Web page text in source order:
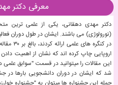
معرفی دکتر
دکتر مهدی دهقانی، یکی از علمی ترین
(نورولوژی) می باشند. ایشان در طول دوران
اروپایی چاپ کرده اند که نشان از اهمیت
این مقالات را میتوانید در قسمت "سوابق علمی
شد که ایشان در دوران دانشجویی بارها در